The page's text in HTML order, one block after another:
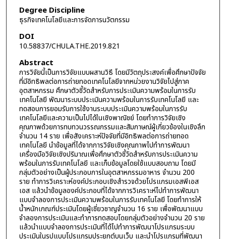
Degree Discipline
ธุรกิจเทคโนโลยีและการจัดการนวัตกรรม
DOI
10.58837/CHULA.THE.2019.821
Abstract
การวิจัยนี้เป็นการวิจัยแบบผสานวิธี โดยมีวัตถุประสงค์เพื่อศึกษาปัจจัย
ที่มีอิทธิพลต่อการถ่ายทอดเทคโนโลยีจากหน่วยงานวิจัยไปสู่ภาค
อุตสาหกรรม ศึกษาตัวชี้วัดสำหรับการประเมินความพร้อมในการรับ
เทคโนโลยี พัฒนาระบบประเมินความพร้อมในการรับเทคโนโลยี และ
ทดสอบการยอมรับการใช้งานระบบประเมินความพร้อมในการรับ
เทคโนโลยีและความเป็นไปได้ในเชิงพาณิชย์ โดยทำการวิจัยเชิง
คุณภาพด้วยการทบทวนวรรณกรรมและสัมภาษณ์ผู้เกี่ยวข้องในเชิงลึก
จำนวน 14 ราย เพื่อสังเคราะห์ปัจจัยที่มีอิทธิพลต่อการถ่ายทอด
เทคโนโลยี นำข้อมูลที่ได้จากการวิจัยเชิงคุณภาพไปทำการพัฒนา
เครื่องมือวิจัยเชิงปริมาณเพื่อศึกษาตัวชี้วัดสำหรับการประเมินความ
พร้อมในการรับเทคโนโลยี และเก็บข้อมูลโดยใช้แบบสอบถาม โดยมี
กลุ่มตัวอย่างเป็นผู้ประกอบการในอุตสาหกรรมอาหาร จำนวน 200
ราย ทำการวิเคราะห์องค์ประกอบเชิงสำรวจด้วยโปรแกรมเอสพีเอส
เอส แล้วนำข้อมูลองค์ประกอบที่ได้จากการวิเคราะห์ไปทำการพัฒนา
แบบจำลองการประเมินความพร้อมในการรับเทคโนโลยี โดยทำการให้
น้ำหนักเกณฑ์ประเมินโดยผู้เชี่ยวชาญจำนวน 16 ราย เพื่อพัฒนาแบบ
จำลองการประเมินและทำการทดสอบโดยกลุ่มตัวอย่างจำนวน 20 ราย
แล้วนำแบบจำลองการประเมินที่ได้ไปทำการพัฒนาโปรแกรมระบบ
ประเมินในรูปแบบโปรแกรมประยุกต์บนเว็บ และนำโปรแกรมที่พัฒนา